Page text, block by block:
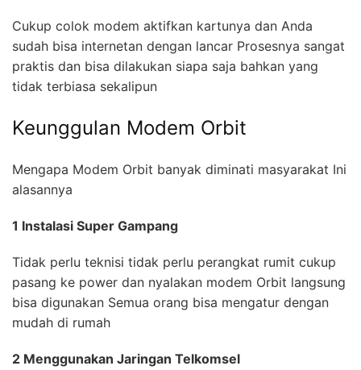
Cukup colok modem aktifkan kartunya dan Anda
sudah bisa internetan dengan lancar Prosesnya sangat
praktis dan bisa dilakukan siapa saja bahkan yang
tidak terbiasa sekalipun
Keunggulan Modem Orbit
Mengapa Modem Orbit banyak diminati masyarakat Ini
alasannya
1 Instalasi Super Gampang
Tidak perlu teknisi tidak perlu perangkat rumit cukup
pasang ke power dan nyalakan modem Orbit langsung
bisa digunakan Semua orang bisa mengatur dengan
mudah di rumah
2 Menggunakan Jaringan Telkomsel